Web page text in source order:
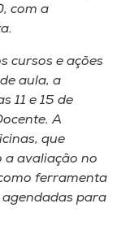
com a
cursos e ações
aula, a
11 e 15 de
A
que
a avaliação no
ferramenta
agendadas para